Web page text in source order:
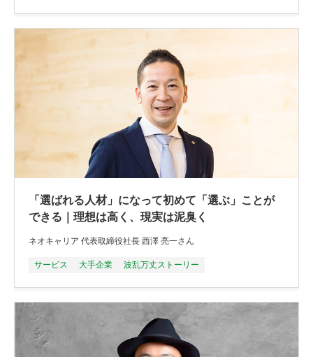
「選ばれる人材」になって初めて「選ぶ」ことが
できる｜理想は高く、現実は泥臭く
ネオキャリア 代表取締役社長 西澤 亮一さん
サービス 大手企業 波乱万丈ストーリー